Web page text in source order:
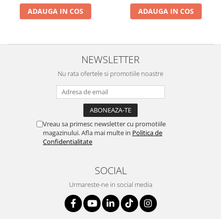
ADAUGA IN COS ADAUGA IN COS
NEWSLETTER
Nu rata ofertele si promotiile noastre
Vreau sa primesc newsletter cu promotiile
magazinului. Afla mai multe in Politica de
Confidentialitate
SOCIAL
Urmareste-ne in social media